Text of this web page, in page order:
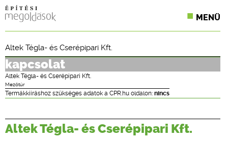
MENÜ
ONLINE KÉPZÉSEK
Altek Tégla- és Cserépipari Kft.
kapcsolat
Altek Tégla- és Cserépipari Kft.
Mezőtúr
Termákkiíráshoz szükséges adatok a CPR.hu oldalon: nincs
Altek Tégla- és Cserépipari Kft.